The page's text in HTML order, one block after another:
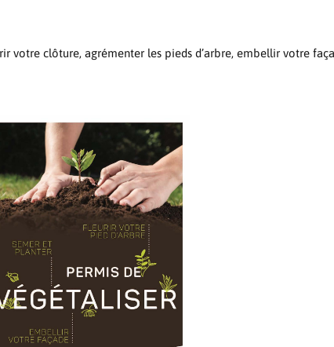
votre clôture, agrémenter les pieds d’arbre, embellir votre